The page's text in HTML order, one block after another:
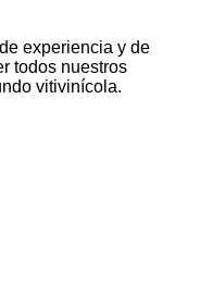
experiencia y de
todos nuestros
vitivinícola.